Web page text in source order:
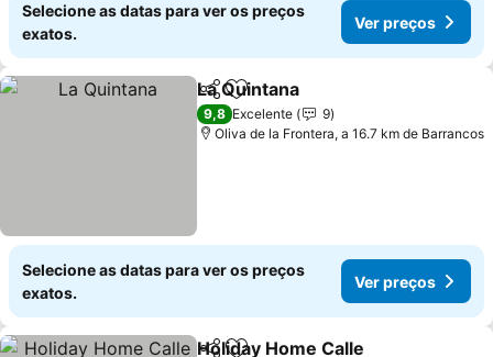
Selecione as datas para ver os preços
exatos.
Ver preços
PartilharAdicionar aos favoritos
La Quintana
9,8 Excelente
9
Oliva de la Frontera, a 16.7 km de Barrancos
Selecione as datas para ver os preços
exatos.
Ver preços
Holiday Home Calle